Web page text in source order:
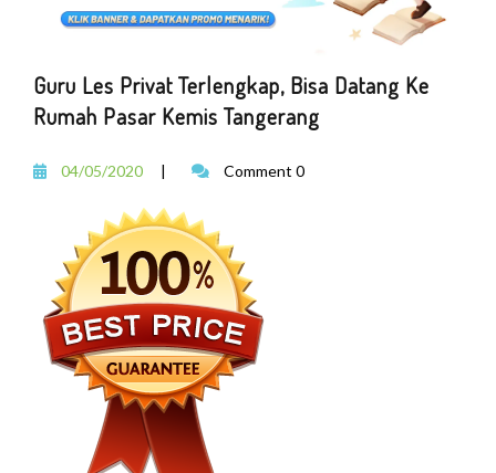
Lainnya
Blog
Guru Les Privat Terlengkap, Bisa Datang Ke
Rumah Pasar Kemis Tangerang
04/05/2020 | Comment 0